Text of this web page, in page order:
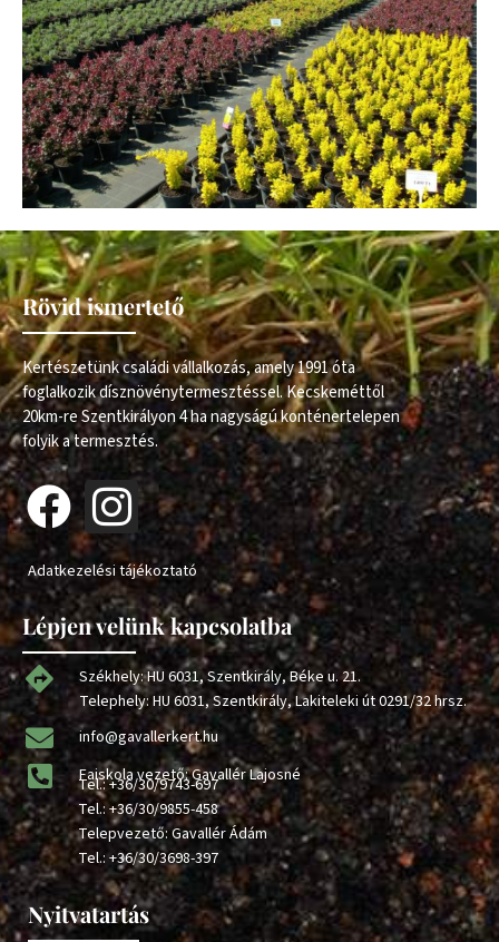
Rövid ismertető
Kertészetünk családi vállalkozás, amely 1991 óta
foglalkozik dísznövénytermesztéssel. Kecskeméttől
20km-re Szentkirályon 4 ha nagyságú konténertelepen
folyik a termesztés.
Adatkezelési tájékoztató
Lépjen velünk kapcsolatba
Székhely: HU 6031, Szentkirály, Béke u. 21.
Telephely: HU 6031, Szentkirály, Lakiteleki út 0291/32 hrsz.
info@gavallerkert.hu
Faiskola vezető: Gavallér Lajosné
Tel.:+36/30/9743-697
Tel.:+36/30/9855-458
Telepvezető: Gavallér Ádám
Tel.:+36/30/3698-397
Nyitvatartás